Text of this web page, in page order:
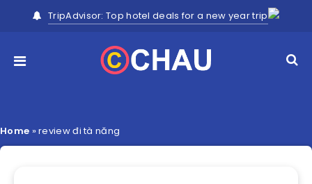
TripAdvisor: Top hotel deals for a new year trip
Home »review đi tà năng